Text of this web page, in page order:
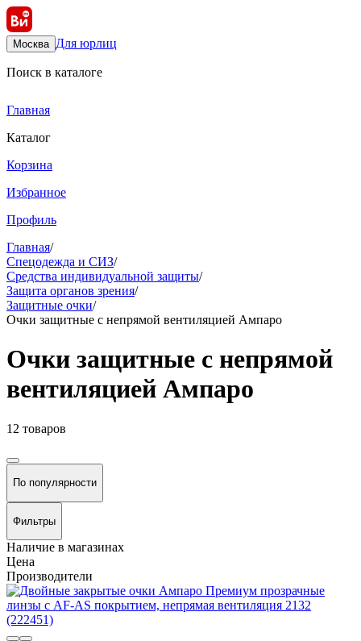
Москва Для юрлиц
Поиск в каталоге
Главная
Каталог
Корзина
Избранное
Профиль
Главная/
Спецодежда и СИЗ/
Средства индивидуальной защиты/
Защита органов зрения/
Защитные очки/
Очки защитные с непрямой вентиляцией Ампаро
Очки защитные с непрямой
вентиляцией Ампаро
12 товаров
По популярности
Фильтры
Наличие в магазинах
Цена
Производители